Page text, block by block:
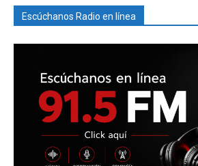
Escúchanos Radio en línea